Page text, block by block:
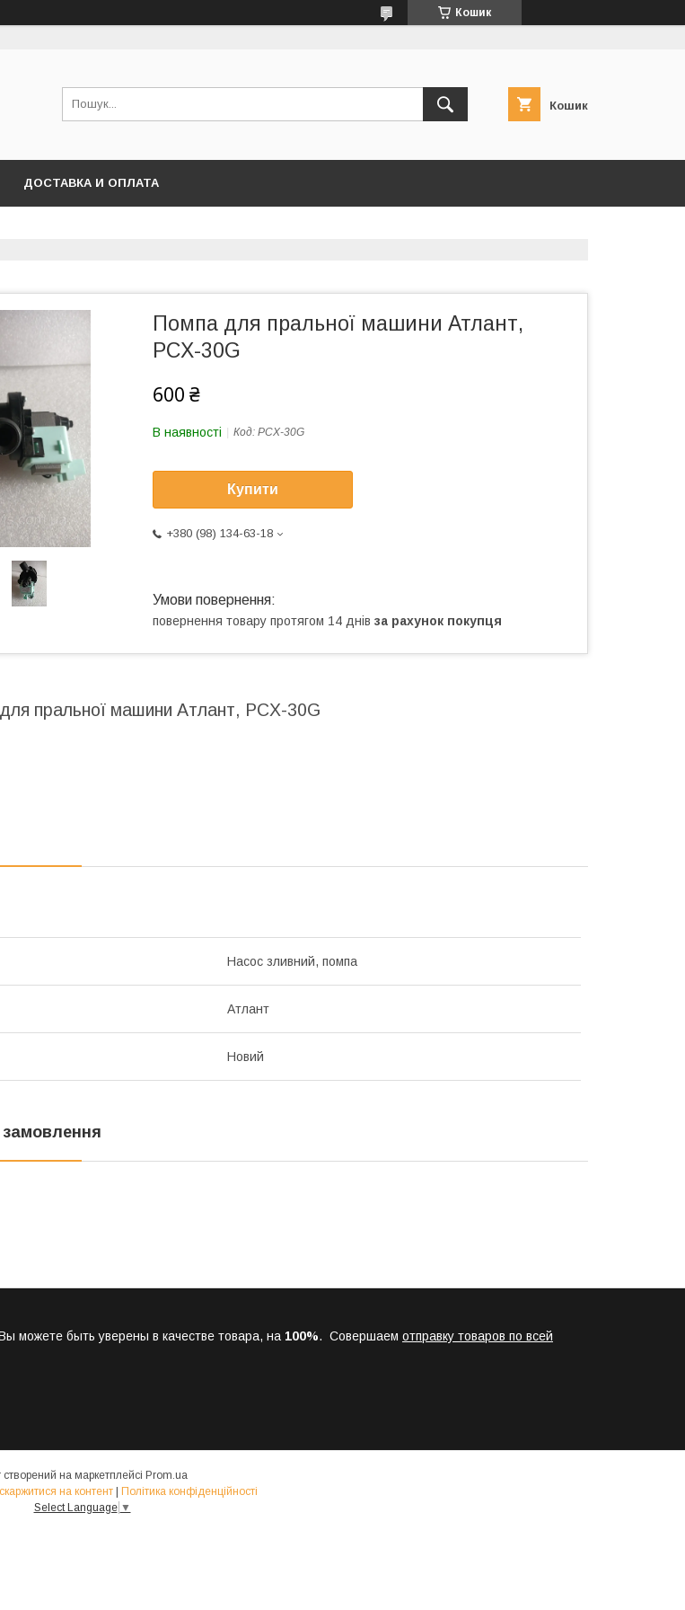
Кошик
Кошик
ДОСТАВКА И ОПЛАТА
Помпа для пральної машини Атлант,
PCX-30G
600 ₴
В наявності Код: PCX-30G
Купити
+380 (98) 134-63-18
повернення товару протягом 14 днів за рахунок покупця
пральної машини Атлант, PCX-30G
Насос зливний, помпа
Атлант
Новий
можете быть уверены в качестве товара, на 100%. Совершаем отправку товаров по всей
створений на маркетплейсі Prom.ua
на контент | Політика конфіденційності
Select Language ▼